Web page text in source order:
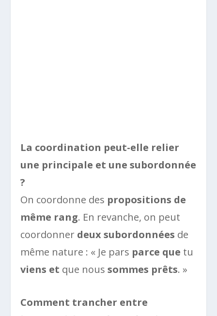
La coordination peut-elle relier
une principale et une subordonnée
?
On coordonne des propositions de
même rang. En revanche, on peut
coordonner deux subordonnées de
même nature : « Je pars parce que tu
viens et que noussommes prêts. »
Comment trancher entre